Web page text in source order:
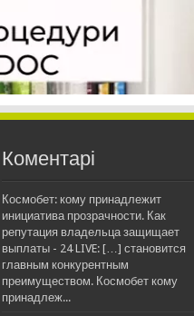
Коментарі
Космобет: кому принадлежит
инициатива прозрачности. Как
репутация владельца защищает
выплаты - 24 LIVE: […] становится
главным конкурентным
преимуществом. Космобет кому
принадлеж...